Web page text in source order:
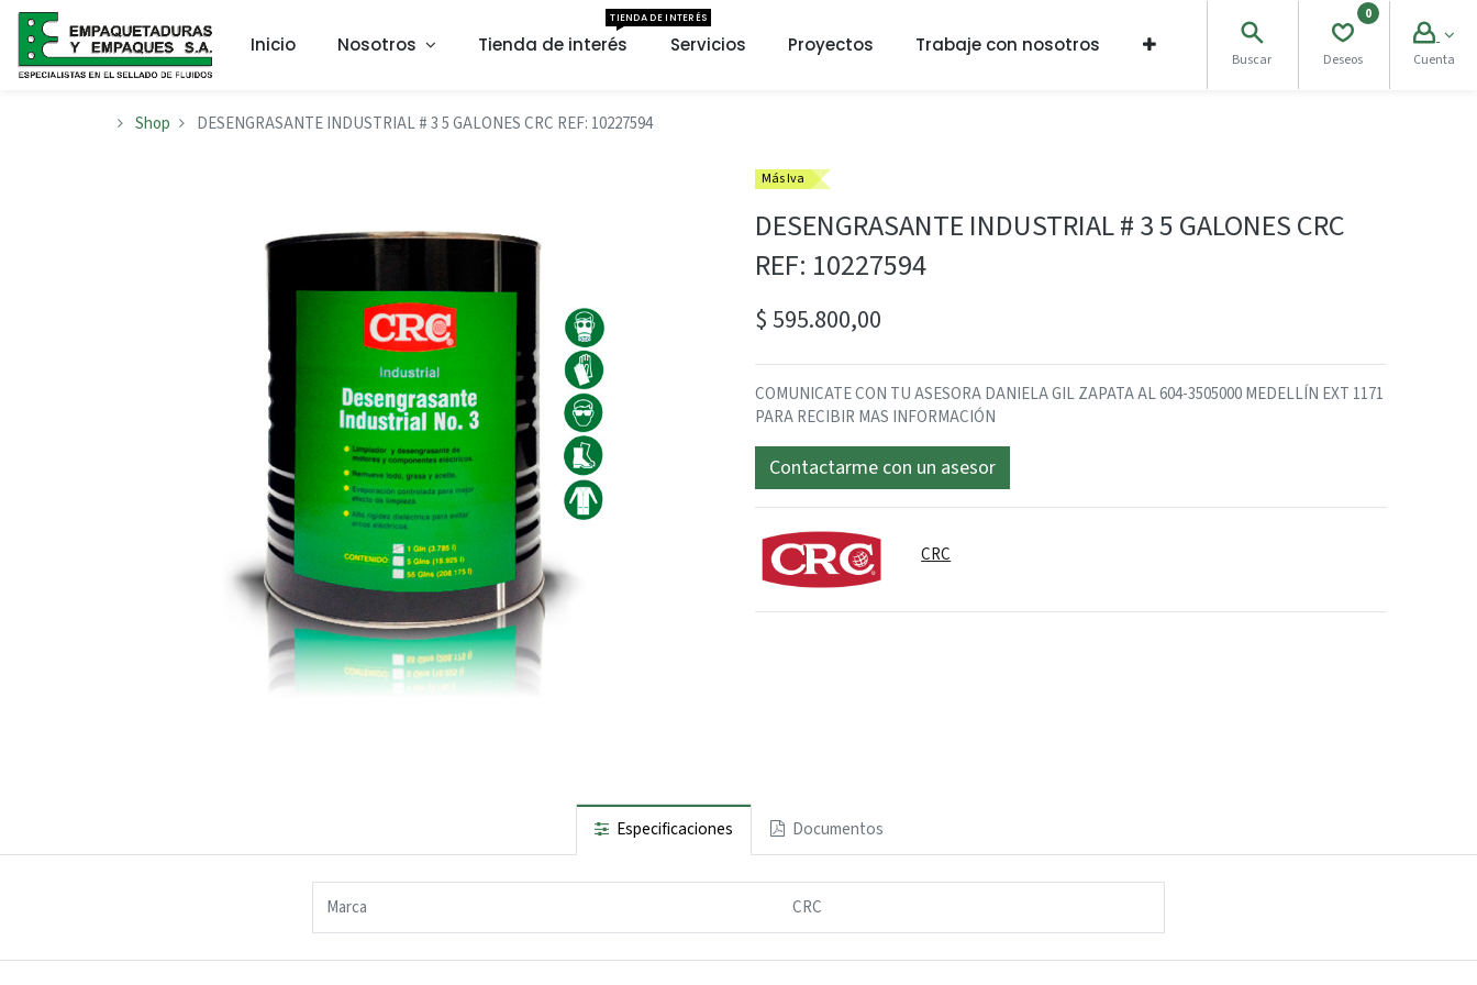
Inicio Nosotros Tienda de interés
TIENDA DE INTERÉS
Servicios Proyectos Trabaje con nosotros
Buscar
0
Deseos Cuenta
Shop DESENGRASANTE INDUSTRIAL # 3 5 GALONES CRC REF: 10227594
Más Iva
DESENGRASANTE INDUSTRIAL # 3 5 GALONES CRC
REF: 10227594
$ 595.800,00
COMUNICATE CON TU ASESORA DANIELA GIL ZAPATA AL 604-3505000 MEDELLÍN EXT 1171
PARA RECIBIR MAS INFORMACIÓN
Contactarme con un asesor
CRC
Especificaciones Documentos
Marca CRC